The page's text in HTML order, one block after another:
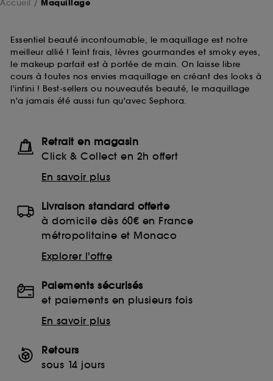
Accueil Maquillage
Essentiel beauté incontournable, le maquillage est notre
meilleur allié ! Teint frais, lèvres gourmandes et smoky eyes,
le makeup parfait est à portée de main. On laisse libre
cours à toutes nos envies maquillage en créant des looks à
l'infini ! Best-sellers ou nouveautés beauté, le maquillage
n'a jamais été aussi fun qu'avec Sephora.
Retrait en magasin
Click & Collect en 2h offert
En savoir plus
Livraison standard offerte
à domicile dès 60€ en France
métropolitaine et Monaco
Explorer l'offre
Paiements sécurisés
et paiements en plusieurs fois
En savoir plus
Retours
sous 14 jours